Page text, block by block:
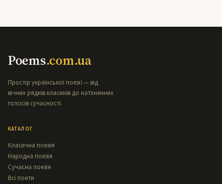
Poems.com.ua
Простір української поезії — від
вічних рядків класиків до натхненних
голосів сучасності.
КАТАЛОГ
Класична поезія
Народна поезія
Сучасна поезія
Всі поети